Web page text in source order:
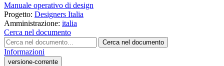
Manuale operativo di design
Progetto: Designers Italia
Amministrazione: italia
Cerca nel documento
Cerca nel documento
Informazioni
versione-corrente